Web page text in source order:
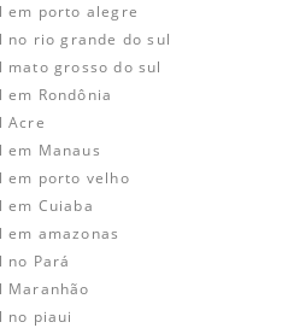
em porto alegre
rio grande do sul
grosso do sul
Rondônia
Acre
Manaus
em porto velho
Cuiaba
amazonas
Pará
Maranhão
no piaui